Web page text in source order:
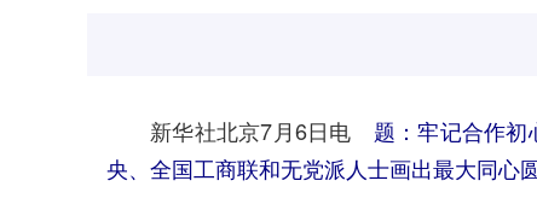
新华社北京7月6日电 题：牢记合作
央、全国工商联和无党派人士画出最大同心